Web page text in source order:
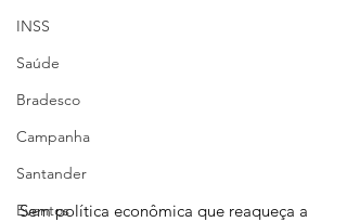
INSS
Saúde
Bradesco
Campanha
Santander
Eventos
Sem política econômica que reaqueça a